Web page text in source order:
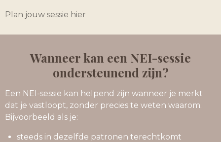
Plan jouw sessie hier
Wanneer kan een NEI-sessie
ondersteunend zijn?
Een NEI-sessie kan helpend zijn wanneer je merkt
dat je vastloopt, zonder precies te weten waarom.
Bijvoorbeeld als je:
steeds in dezelfde patronen terechtkomt